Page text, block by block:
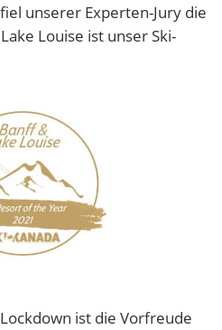
unserer Experten-Jury die
Louise ist unser Ski-
ist die Vorfreude